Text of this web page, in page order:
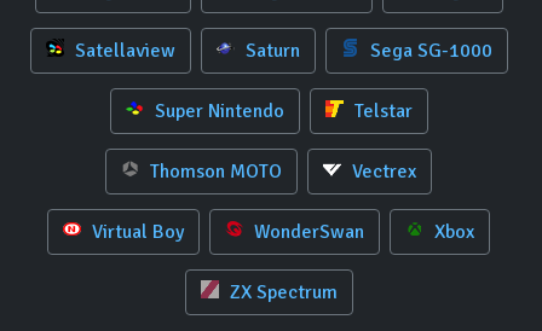
Satellaview Saturn Sega SG-1000
Super Nintendo Telstar
Thomson MOTO Vectrex
Virtual Boy WonderSwan Xbox
ZX Spectrum